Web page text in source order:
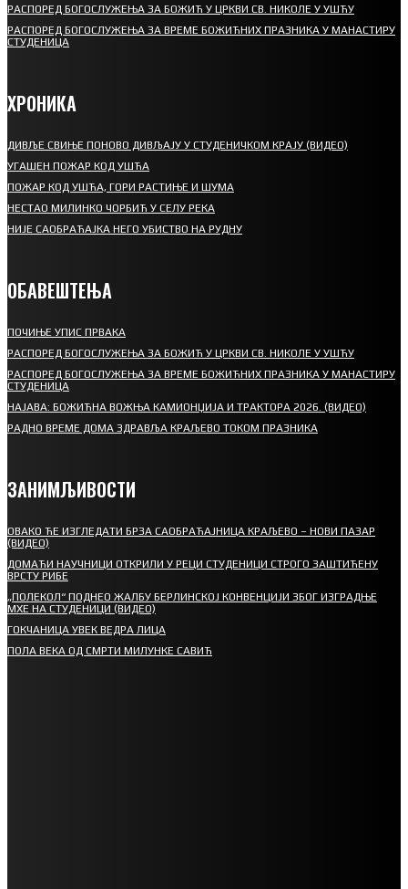
РАСПОРЕД БОГОСЛУЖЕЊА ЗА БОЖИЋ У ЦРКВИ СВ. НИКОЛЕ У УШЋУ
РАСПОРЕД БОГОСЛУЖЕЊА ЗА ВРЕМЕ БОЖИЋНИХ ПРАЗНИКА У МАНАСТИРУ
СТУДЕНИЦА
ХРОНИКА
ДИВЉЕ СВИЊЕ ПОНОВО ДИВЉАЈУ У СТУДЕНИЧКОМ КРАЈУ (ВИДЕО)
УГАШЕН ПОЖАР КОД УШЋА
ПОЖАР КОД УШЋА, ГОРИ РАСТИЊЕ И ШУМА
НЕСТАО МИЛИНКО ЧОРБИЋ У СЕЛУ РЕКА
НИЈЕ САОБРАЋАЈКА НЕГО УБИСТВО НА РУДНУ
ОБАВЕШТЕЊА
ПОЧИЊЕ УПИС ПРВАКА
РАСПОРЕД БОГОСЛУЖЕЊА ЗА БОЖИЋ У ЦРКВИ СВ. НИКОЛЕ У УШЋУ
РАСПОРЕД БОГОСЛУЖЕЊА ЗА ВРЕМЕ БОЖИЋНИХ ПРАЗНИКА У МАНАСТИРУ
СТУДЕНИЦА
НАЈАВА: БОЖИЋНА ВОЖЊА КАМИОНЏИЈА И ТРАКТОРА 2026. (ВИДЕО)
РАДНО ВРЕМЕ ДОМА ЗДРАВЉА КРАЉЕВО ТОКОМ ПРАЗНИКА
ЗАНИМЉИВОСТИ
ОВАКО ЋЕ ИЗГЛЕДАТИ БРЗА САОБРАЋАЈНИЦА КРАЉЕВО – НОВИ ПАЗАР
(ВИДЕО)
ДОМАЋИ НАУЧНИЦИ ОТКРИЛИ У РЕЦИ СТУДЕНИЦИ СТРОГО ЗАШТИЋЕНУ
ВРСТУ РИБЕ
„ПОЛЕКОЛ“ ПОДНЕО ЖАЛБУ БЕРЛИНСКОЈ КОНВЕНЦИЈИ ЗБОГ ИЗГРАДЊЕ
МХЕ НА СТУДЕНИЦИ (ВИДЕО)
ГОКЧАНИЦА УВЕК ВЕДРА ЛИЦА
ПОЛА ВЕКА ОД СМРТИ МИЛУНКЕ САВИЋ